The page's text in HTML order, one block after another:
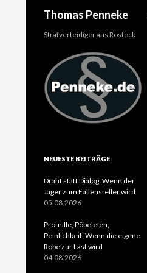
Thomas Penneke
Strafverteidiger aus Rostock
NEUESTE BEITRÄGE
Draht statt Dialog: Wenn der
Jäger zum Fallensteller wird
05.08.2026
Promille, Pöbeleien,
Peinlichkeit: Wenn die eigene
Robe zur Last wird
04.08.2026